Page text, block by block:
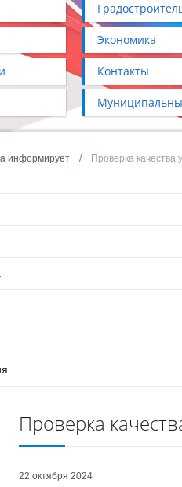
Экономика
Контакты
информирует / Проверка качества
Проверка
22 октября 2024